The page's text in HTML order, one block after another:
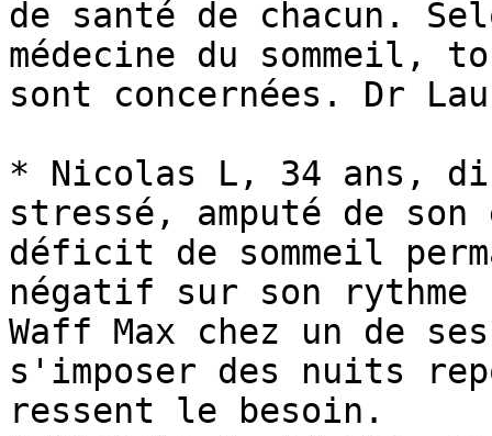
de santé de chacun.
médecine du sommeil,
sont concernées. Dr
* Nicolas L, 34 ans,
stressé, amputé de
déficit de sommeil
négatif sur son
Waff Max chez un de
s'imposer des nuits
ressent le besoin.